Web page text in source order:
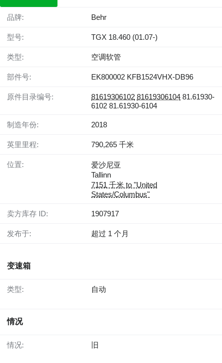
品牌: Behr
型号: TGX 18.460 (01.07-)
类型: 空调软管
部件号: EK800002 KFB1524VHX-DB96
原件目录编号: 81619306102 81619306104 81.61930-
6102 81.61930-6104
制造年份: 2018
英里里程: 790,265 千米
位置:
爱沙尼亚
Tallinn
7151 千米 to "United
States/Columbus"
卖方库存 ID: 1907917
发布于: 超过 1 个月
变速箱
类型: 自动
情况
情况: 旧